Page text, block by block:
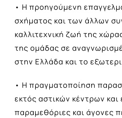
• Η προηγούμενη
σχήματος και των άλλων
καλλιτεχνική ζωή της
της ομάδας σε
στην Ελλάδα και το
• Η πραγματοποίηση
εκτός αστικών κέντρων και
παραμεθόριες και άγονες